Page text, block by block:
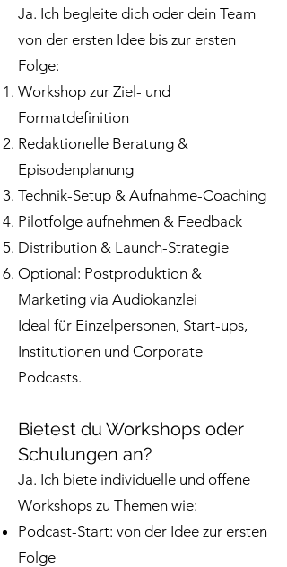
Ja. Ich begleite dich oder dein Team
von der ersten Idee bis zur ersten
Folge:
Workshop zur Ziel- und
Formatdefinition
Redaktionelle Beratung &
Episodenplanung
Technik-Setup & Aufnahme-Coaching
Pilotfolge aufnehmen & Feedback
Distribution & Launch-Strategie
Optional: Postproduktion &
Marketing via Audiokanzlei
Ideal für Einzelpersonen, Start-ups,
Institutionen und Corporate
Podcasts.
Bietest du Workshops oder
Schulungen an?
Ja. Ich biete individuelle und offene
Workshops zu Themen wie:
Podcast-Start: von der Idee zur ersten
Folge